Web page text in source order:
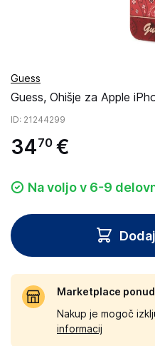
Guess
Guess, Ohišje za Apple
ID: 21244299
3470 €
Na voljo v 6-9
Marketplace
Nakup je mogoč
informacij